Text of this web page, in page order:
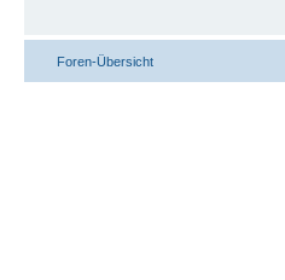
Foren-Übersicht